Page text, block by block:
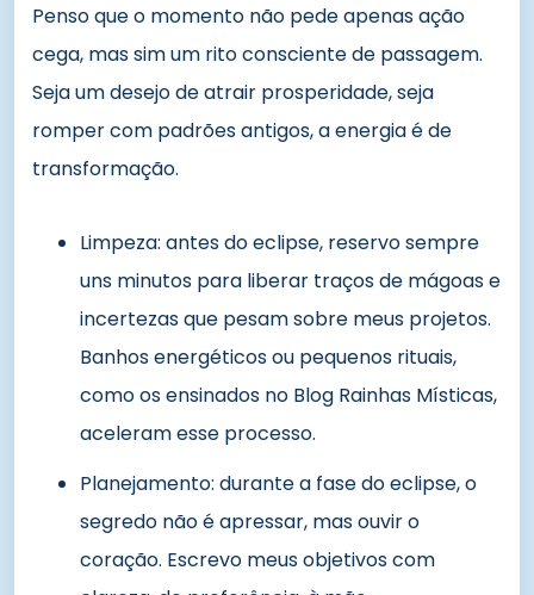
Penso que o momento não pede apenas ação
cega, mas sim um rito consciente de passagem.
Seja um desejo de atrair prosperidade, seja
romper com padrões antigos, a energia é de
transformação.
Limpeza: antes do eclipse, reservo sempre
uns minutos para liberar traços de mágoas e
incertezas que pesam sobre meus projetos.
Banhos energéticos ou pequenos rituais,
como os ensinados no Blog Rainhas Místicas,
aceleram esse processo.
Planejamento: durante a fase do eclipse, o
segredo não é apressar, mas ouvir o
coração. Escrevo meus objetivos com